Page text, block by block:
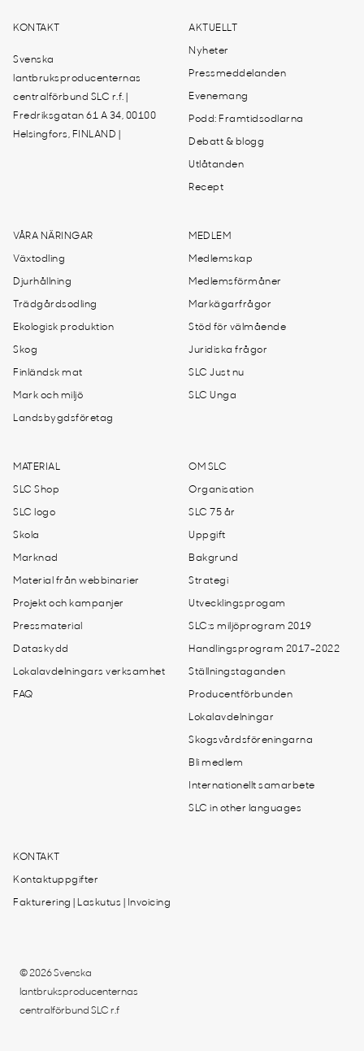
KONTAKT
Svenska
lantbruksproducenternas
centralförbund SLC r.f. |
Fredriksgatan 61 A 34, 00100
Helsingfors, FINLAND |
AKTUELLT
Nyheter
Pressmeddelanden
Evenemang
Podd: Framtidsodlarna
Debatt & blogg
Utlåtanden
Recept
VÅRA NÄRINGAR
Växtodling
Djurhållning
Trädgårdsodling
Ekologisk produktion
Skog
Finländsk mat
Mark och miljö
Landsbygdsföretag
MEDLEM
Medlemskap
Medlemsförmåner
Markägarfrågor
Stöd för välmående
Juridiska frågor
SLC Just nu
SLC Unga
MATERIAL
SLC Shop
SLC logo
Skola
Marknad
Material från webbinarier
Projekt och kampanjer
Pressmaterial
Dataskydd
Lokalavdelningars verksamhet
FAQ
OM SLC
Organisation
SLC 75 år
Uppgift
Bakgrund
Strategi
Utvecklingsprogam
SLC:s miljöprogram 2019
Handlingsprogram 2017-2022
Ställningstaganden
Producentförbunden
Lokalavdelningar
Skogsvårdsföreningarna
Bli medlem
Internationellt samarbete
SLC in other languages
KONTAKT
Kontaktuppgifter
Fakturering | Laskutus | Invoicing
© 2026 Svenska
lantbruksproducenternas
centralförbund SLC r.f